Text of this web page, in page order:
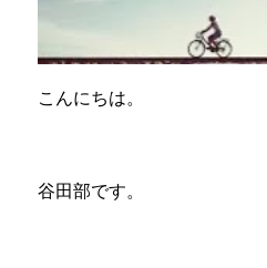
こんにちは。
谷田部です。